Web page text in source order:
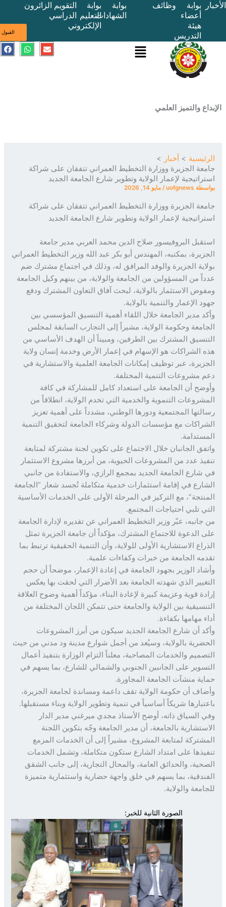
بوابة
التدريس
وظائف
الشهادات
بوابة
التعليم
الإلكتروني
التقويم
الدراسي
الزائرون
والتميز العلمي
القائمة E
W
h
F
a
أخبار
الجزيرة ووزارة التخطيط العمراني تتفقان على شراكة
لإعمار الولاية وتطوير شارع الجامعة الجديد
uofgnews
/مايو 14, 2026
الجزيرة ووزارة التخطيط العمراني تتفقان على شراكة
لإعمار الولاية وتطوير شارع الجامعة الجديد
البروفيسور صلاح الدين محمد العربي مدير جامعة
بمكتبه، المهندس أبو بكر عبد الله وزير التخطيط العمراني
الجزيرة والوفد المرافق له، وذلك في اجتماع مشترك ضم
من المسؤولين من الجامعة والولاية، من بينهم وكيل الجامعة
الاستثمار بالولاية، لبحث آفاق التعاون المشترك ودفع
الإعمار والتنمية بالولاية.
مدير الجامعة خلال اللقاء أهمية التنسيق المؤسسي بين
وحكومة الولاية، مشيراً إلى التجارب السابقة لمجلس
المشترك بين الطرفين، ومبيناً أن الهدف الأساسي من
الشراكات هو الإسهام في إعمار الأرض وخدمة إنسان ولاية
عبر توظيف إمكانات الجامعة العلمية والاستشارية في
مشروعات التنمية المختلفة.
أن الجامعة على استعداد كامل للمشاركة في كافة
التنموية والخدمية التي تخدم الولاية، انطلاقاً من
المجتمعية ودورها الوطني، مشدداً على أهمية تعزيز
مع مؤسسات الدولة وشركاء الجامعة لتحقيق التنمية
الجانبان خلال الاجتماع على تكوين لجنة مشتركة لمتابعة
عدد من المشروعات الحيوية، من أبرزها مشروع الاستثمار
الجامعة الجديد بمجمع الرازي، والاستفادة من جانبي
في إقامة استثمارات خدمية متكاملة تُجسد شعار “الجامعة
مع التركيز في المرحلة الأولى على الخدمات الأساسية
تلبي احتياجات المجتمع.
عبّر وزير التخطيط العمراني عن تقديره لإدارة الجامعة
الدعوة للاجتماع المشترك، مؤكداً أن جامعة الجزيرة تمثل
الاستشارية الأولى للولاية، وأن التنمية الحقيقية ترتبط بما
الجامعة من خبرات وكفاءات علمية.
الوزير بجهود الجامعة في إعادة الإعمار، موضحاً أن حجم
الذي شهدته الجامعة بعد الأضرار التي لحقت بها يعكس
قوية وعزيمة كبيرة لإعادة البناء، مؤكداً أهمية وضوح العلاقة
بين الولاية والجامعة حتى تتمكن اللجان المختلفة من
مهامها بكفاءة.
أن شارع الجامعة الجديد سيكون من أبرز المشروعات
بالولاية، وسيُعد من أجمل شوارع مدينة ود مدني من حيث
والخدمات المصاحبة، معلناً التزام الوزارة بتنفيذ أعمال
على الجانبين الجنوبي والشمالي للشارع، بما يسهم في
منشآت الجامعة المجاورة.
أن حكومة الولاية تقف داعمة ومساندة لجامعة الجزيرة،
شريكاً أساسياً في تنمية وتطوير الولاية وبناء مستقبلها.
السياق ذاته، أوضح الأستاذ مجدي ميرغني مدير الدار
بالجامعة، أن مدير الجامعة وجّه بتكوين اللجنة
لمتابعة المشروع، مشيراً إلى أن الخدمات المزمع
على امتداد الشارع ستكون متكاملة، وتشمل الخدمات
والحدائق العامة، والمحال التجارية، إلى جانب الشقق
بما يسهم في خلق واجهة حضارية واستثمارية متميزة
والولاية.
الصورة الثانية للخبر: